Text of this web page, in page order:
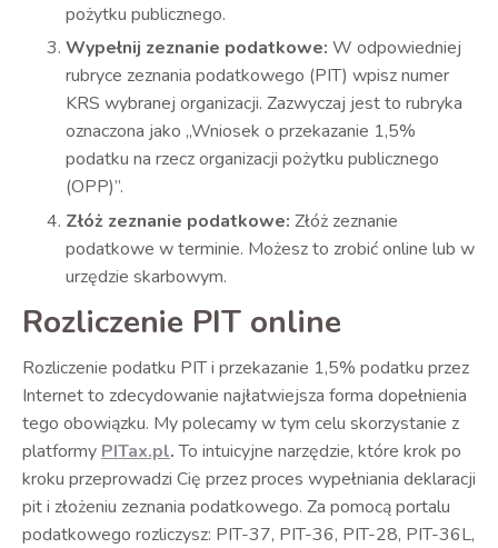
pożytku publicznego.
Wypełnij zeznanie podatkowe: W odpowiedniej
rubryce zeznania podatkowego (PIT) wpisz numer
KRS wybranej organizacji. Zazwyczaj jest to rubryka
oznaczona jako „Wniosek o przekazanie 1,5%
podatku na rzecz organizacji pożytku publicznego
(OPP)”.
Złóż zeznanie podatkowe: Złóż zeznanie
podatkowe w terminie. Możesz to zrobić online lub w
urzędzie skarbowym.
Rozliczenie PIT online
Rozliczenie podatku PIT i przekazanie 1,5% podatku przez
Internet to zdecydowanie najłatwiejsza forma dopełnienia
tego obowiązku. My polecamy w tym celu skorzystanie z
platformy PITax.pl.To intuicyjne narzędzie, które krok po
kroku przeprowadzi Cię przez proces wypełniania deklaracji
pit i złożeniu zeznania podatkowego. Za pomocą portalu
podatkowego rozliczysz: PIT-37, PIT-36, PIT-28, PIT-36L,